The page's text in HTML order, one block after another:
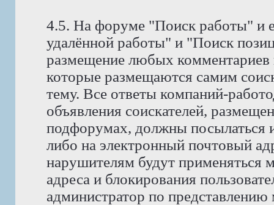
4.5. На форуме "Поиск работы" и
удалённой работы" и "Поиск
размещение любых комментариев
которые размещаются самим
тему. Все ответы компаний-
объявления соискателей,
подфорумах, должны посылаться
либо на электронный почтовый
нарушителям будут применяться
адреса и блокирования
администратор по представлению